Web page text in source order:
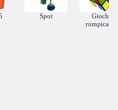
Spot
Giochi
rompicapo